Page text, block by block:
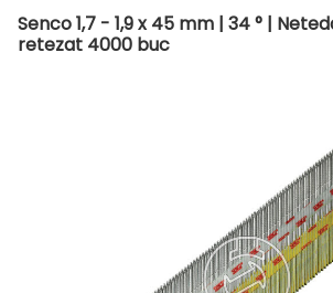
Senco 1,7 - 1,9 x 45 mm | 34 ° |
retezat 4000 buc